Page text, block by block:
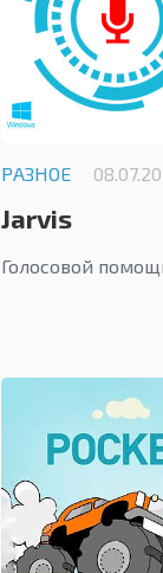
РАЗНОЕ
Jarvis
Голосовой